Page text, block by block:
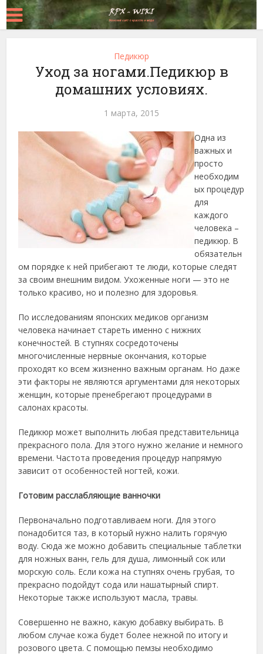
Педикюр
Уход за ногами.Педикюр в
домашних условиях.
1 марта, 2015
Одна из
важных и
просто
необходим
ых процедур
для
каждого
человека –
педикюр. В
обязательн
ом порядке к ней прибегают те люди, которые следят
за своим внешним видом. Ухоженные ноги — это не
только красиво, но и полезно для здоровья.
По исследованиям японских медиков организм
человека начинает стареть именно с нижних
конечностей. В ступнях сосредоточены
многочисленные нервные окончания, которые
проходят ко всем жизненно важным органам. Но даже
эти факторы не являются аргументами для некоторых
женщин, которые пренебрегают процедурами в
салонах красоты.
Педикюр может выполнить любая представительница
прекрасного пола. Для этого нужно желание и немного
времени. Частота проведения процедур напрямую
зависит от особенностей ногтей, кожи.
Готовим расслабляющие ванночки
Первоначально подготавливаем ноги. Для этого
понадобится таз, в который нужно налить горячую
воду. Сюда же можно добавить специальные таблетки
для ножных ванн, гель для душа, лимонный сок или
морскую соль. Если кожа на ступнях очень грубая, то
прекрасно подойдут сода или нашатырный спирт.
Некоторые также используют масла, травы.
Совершенно не важно, какую добавку выбирать. В
любом случае кожа будет более нежной по итогу и
розового цвета. С помощью пемзы необходимо